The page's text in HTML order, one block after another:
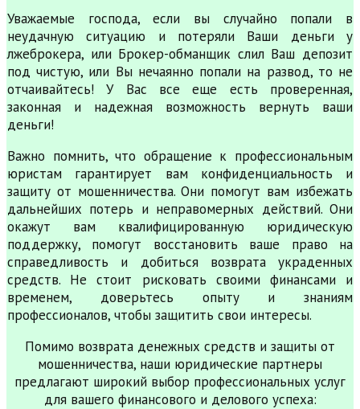
Уважаемые господа, если вы случайно попали в
неудачную ситуацию и потеряли Ваши деньги у
лжеброкера, или Брокер-обманщик слил Ваш депозит
под чистую, или Вы нечаянно попали на развод, то не
отчаивайтесь! У Вас все еще есть проверенная,
законная и надежная возможность вернуть ваши
деньги!
Важно помнить, что обращение к профессиональным
юристам гарантирует вам конфиденциальность и
защиту от мошенничества. Они помогут вам избежать
дальнейших потерь и неправомерных действий. Они
окажут вам квалифицированную юридическую
поддержку, помогут восстановить ваше право на
справедливость и добиться возврата украденных
средств. Не стоит рисковать своими финансами и
временем, доверьтесь опыту и знаниям
профессионалов, чтобы защитить свои интересы.
Помимо возврата денежных средств и защиты от
мошенничества, наши юридические партнеры
предлагают широкий выбор профессиональных услуг
для вашего финансового и делового успеха: